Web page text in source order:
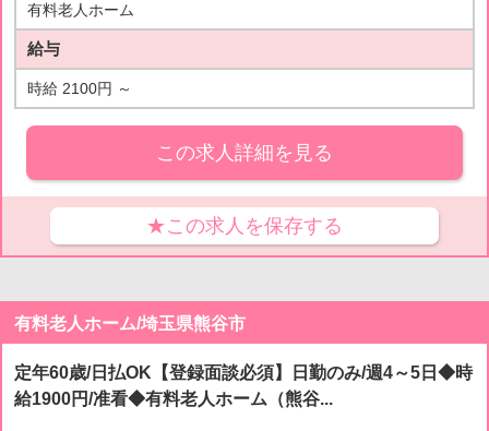
有料老人ホーム
給与
時給 2100円 ～
この求人詳細を見る
★この求人を保存する
有料老人ホーム/埼玉県熊谷市
定年60歳/日払OK【登録面談必須】日勤のみ/週4～5日◆時
給1900円/准看◆有料老人ホーム（熊谷...